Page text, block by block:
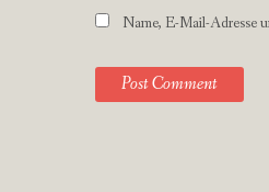
Name, E-Mail-Adresse